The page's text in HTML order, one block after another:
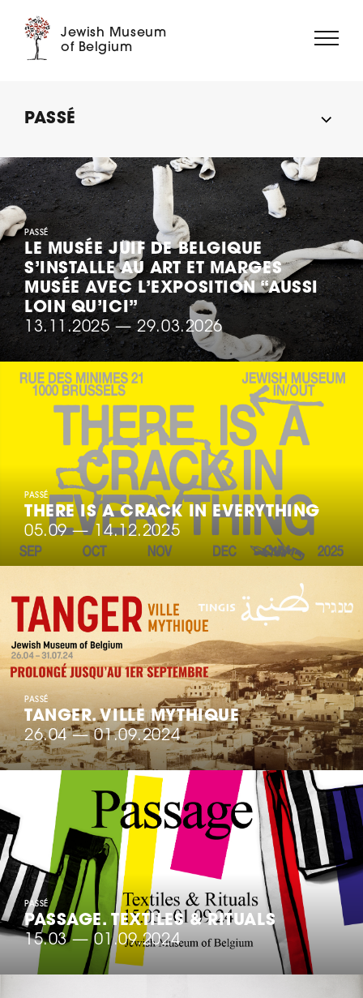
Jewish Museum
of Belgium
DIGITAL
SOUTENEZ-NOUS ➝
PASSÉ
PASSÉ
LE MUSÉE JUIF DE BELGIQUE
S’INSTALLE AU ART ET MARGES
MUSÉE AVEC L’EXPOSITION “AUSSI
LOIN QU’ICI”
13.11.2025—29.03.2026
PASSÉ
THERE IS A CRACK IN EVERYTHING
05.09—14.12.2025
PASSÉ
TANGER. VILLE MYTHIQUE
26.04—01.09.2024
PASSÉ
PASSAGE. TEXTILES & RITUALS
15.03—01.09.2024